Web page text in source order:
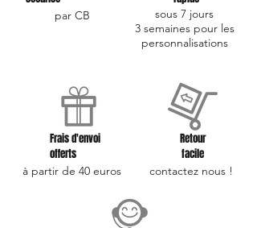
par CB
sous 7 jours
3 semaines pour les
personnalisations
Frais d'envoi
offerts
à partir de 40 euros
Retour
facile
contactez nous !